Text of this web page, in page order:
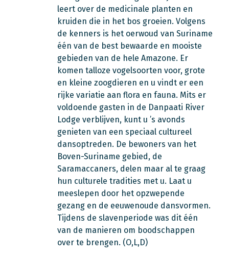
leert over de medicinale planten en
kruiden die in het bos groeien. Volgens
de kenners is het oerwoud van Suriname
één van de best bewaarde en mooiste
gebieden van de hele Amazone. Er
komen talloze vogelsoorten voor, grote
en kleine zoogdieren en u vindt er een
rijke variatie aan flora en fauna. Mits er
voldoende gasten in de Danpaati River
Lodge verblijven, kunt u ’s avonds
genieten van een speciaal cultureel
dansoptreden. De bewoners van het
Boven-Suriname gebied, de
Saramaccaners, delen maar al te graag
hun culturele tradities met u. Laat u
meeslepen door het opzwepende
gezang en de eeuwenoude dansvormen.
Tijdens de slavenperiode was dit één
van de manieren om boodschappen
over te brengen. (O,L,D)